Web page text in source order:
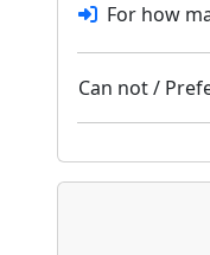
For how
Can not /